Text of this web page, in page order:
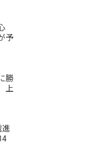
予
勝
上
ル
進